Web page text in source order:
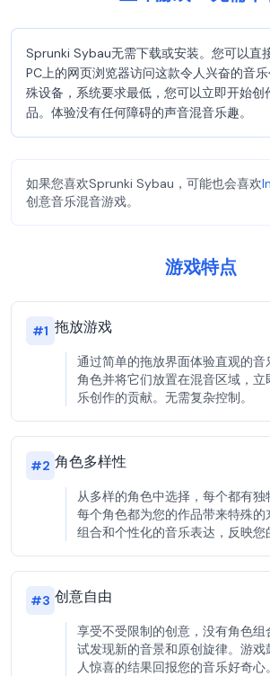
Sprunki Sybau无需下载或安装。您可以直
PC上的网页浏览器访问这款令人兴奋的音
殊设备，系统要求最低，您可以立即开始创
品。体验没有任何障碍的声音混音乐趣。
如果您喜欢Sprunki Sybau，可能也会喜欢
创意音乐混音游戏。
游戏特点
#1 拖放游戏
通过简单的拖放界面体验直观的音
角色并将它们放置在混音区域，
乐创作的贡献。无需复杂控制。
#2 角色多样性
从多样的角色中选择，每个都有独
每个角色都为您的作品带来特殊的
组合和个性化的音乐表达，反映您
#3 创意自由
享受不受限制的创意，没有角色
试发现新的音景和原创旋律。游戏
人惊喜的结果回报您的音乐好奇心。